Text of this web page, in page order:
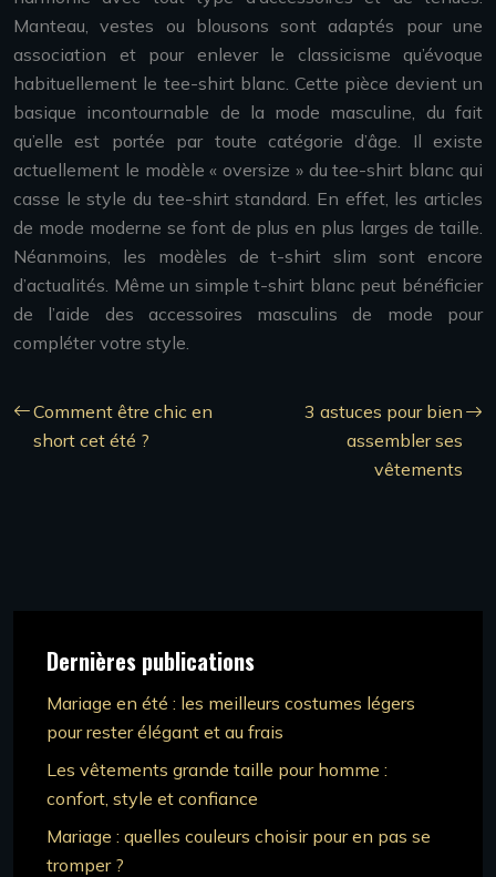
Manteau, vestes ou blousons sont adaptés pour une
association et pour enlever le classicisme qu’évoque
habituellement le tee-shirt blanc. Cette pièce devient un
basique incontournable de la mode masculine, du fait
qu’elle est portée par toute catégorie d’âge. Il existe
actuellement le modèle « oversize » du tee-shirt blanc qui
casse le style du tee-shirt standard. En effet, les articles
de mode moderne se font de plus en plus larges de taille.
Néanmoins, les modèles de t-shirt slim sont encore
d’actualités. Même un simple t-shirt blanc peut bénéficier
de l’aide des accessoires masculins de mode pour
compléter votre style.
Comment être chic en
short cet été ?
3 astuces pour bien
assembler ses
vêtements
Dernières publications
Mariage en été : les meilleurs costumes légers
pour rester élégant et au frais
Les vêtements grande taille pour homme :
confort, style et confiance
Mariage : quelles couleurs choisir pour en pas se
tromper ?